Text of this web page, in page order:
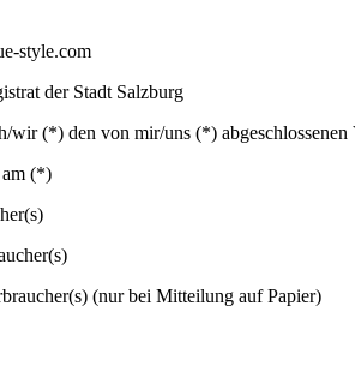
style.com
der Stadt Salzburg
(*) den von mir/uns (*)
am (*)
(nur bei Mitteilung auf Papier)